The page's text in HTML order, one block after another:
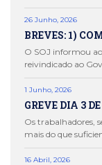
26 Junho, 2026
BREVES: 1)
O SOJ informou
reivindicado ao
1 Junho, 2026
GREVE DIA 3
Os trabalhadores,
mais do que
16 Abril, 2026